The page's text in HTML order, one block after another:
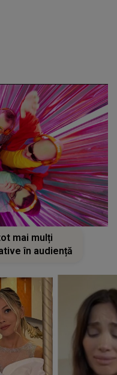
mai mulți
în audiență